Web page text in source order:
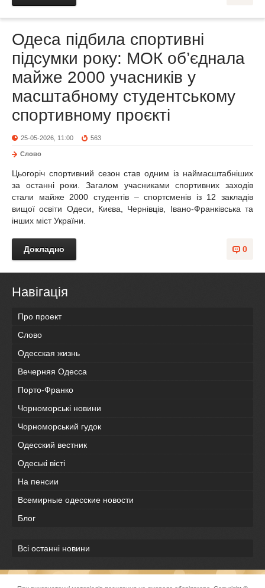
Одеса підбила спортивні
підсумки року: МОК об’єднала
майже 2000 учасників у
масштабному студентському
спортивному проєкті
25-05-2026, 11:00 563
Слово
Цьогоріч спортивний сезон став одним із наймасштабніших
за останні роки. Загалом учасниками спортивних заходів
стали майже 2000 студентів – спортсменів із 12 закладів
вищої освіти Одеси, Києва, Чернівців, Івано-Франківська та
інших міст України.
0
Докладно
Навігація
Про проект
Слово
Одесская жизнь
Вечерняя Одесса
Порто-Франко
Чорноморські новини
Чорноморський гудок
Одесский вестник
Одеськi вiстi
На пенсии
Всемирные одесские новости
Блог
Всі останні новини